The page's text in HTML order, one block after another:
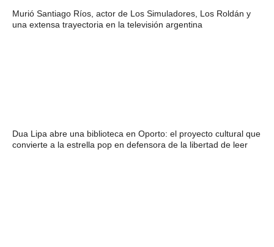
Murió Santiago Ríos, actor de Los Simuladores, Los Roldán y
una extensa trayectoria en la televisión argentina
Dua Lipa abre una biblioteca en Oporto: el proyecto cultural que
convierte a la estrella pop en defensora de la libertad de leer